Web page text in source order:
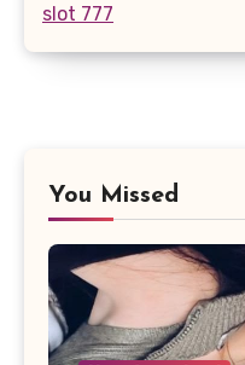
slot 777
You Missed